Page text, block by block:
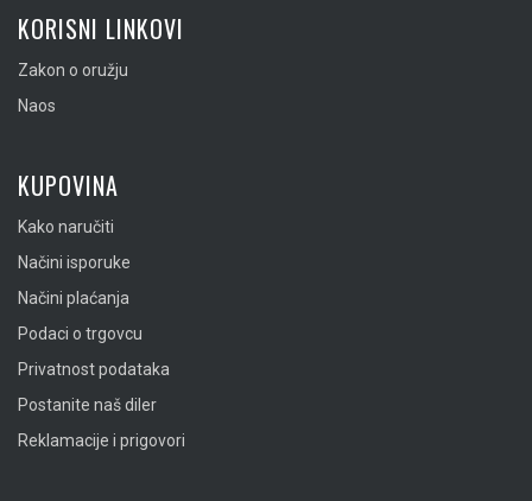
KORISNI LINKOVI
Zakon o oružju
Naos
KUPOVINA
Kako naručiti
Načini isporuke
Načini plaćanja
Podaci o trgovcu
Privatnost podataka
Postanite naš diler
Reklamacije i prigovori